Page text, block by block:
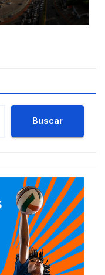
Buscar